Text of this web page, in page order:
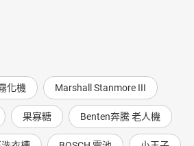
魯撒克遜人，他們和丹麥人是親戚，但
神，並忘掉了原有的卓越航海技術，因此
。
」
？」
化機 Marshall Stanmore III
果寡糖 Benten奔騰 老人機